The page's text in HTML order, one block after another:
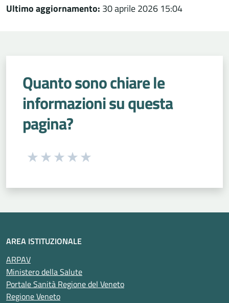
Ultimo aggiornamento: 30 aprile 2026 15:04
Quanto sono chiare le
informazioni su questa
pagina?
Seleziona una valutazione da 1 a 5 stelle
AREA ISTITUZIONALE
ARPAV
Ministero della Salute
Portale Sanità Regione del Veneto
Regione Veneto